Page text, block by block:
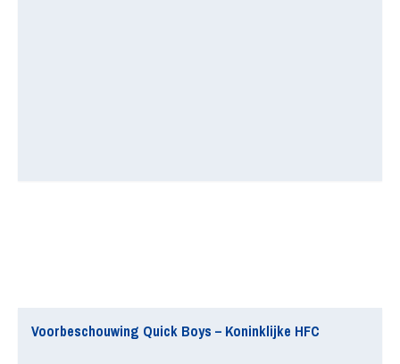
Voorbeschouwing Quick Boys – Koninklijke HFC